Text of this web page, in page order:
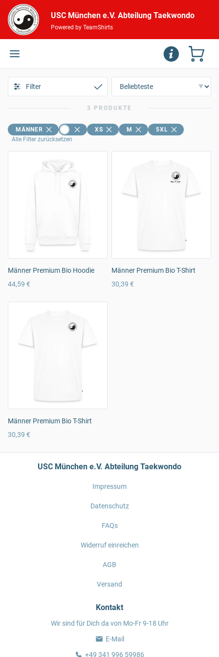
USC München e.V. Abteilung Taekwondo
Powered by TeamShirts
Filter
3 PRODUKTE
MÄNNER XS M
5XL
Alle Filter zurücksetzen
Männer Premium Bio Hoodie
44,59 €
Männer Premium Bio T-Shirt
30,39 €
Männer Premium Bio T-Shirt
30,39 €
USC München e.V. Abteilung Taekwondo
Impressum
Datenschutz
FAQs
Widerruf einreichen
AGB
Versand
Kontakt
Wir sind für Dich da von Mo-Fr 9-18 Uhr
E-Mail
+49 341 996 59986